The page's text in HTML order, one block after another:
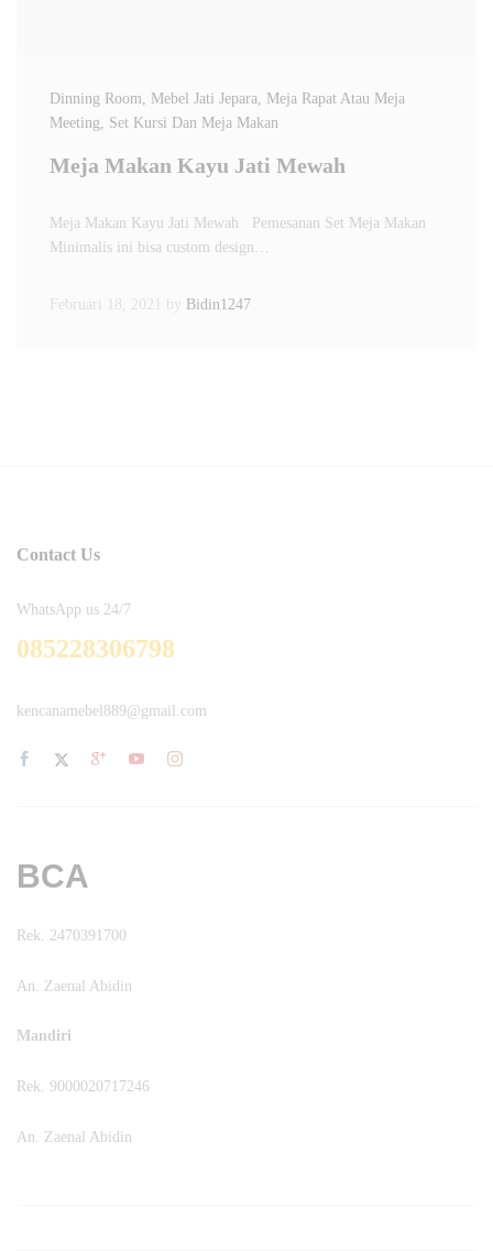
Dinning Room, Mebel Jati Jepara, Meja Rapat Atau Meja
Meeting, Set Kursi Dan Meja Makan
Meja Makan Kayu Jati Mewah
Meja Makan Kayu Jati Mewah Pemesanan Set Meja Makan
Minimalis ini bisa custom design…
Februari 18, 2021 by Bidin1247
Contact Us
WhatsApp us 24/7
085228306798
kencanamebel889@gmail.com
BCA
Rek. 2470391700
An. Zaenal Abidin
Mandiri
Rek. 9000020717246
An. Zaenal Abidin